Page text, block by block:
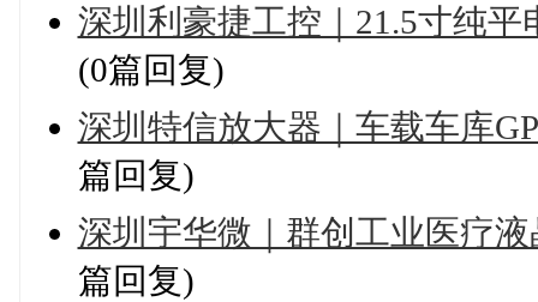
深圳利豪捷工控｜21.5寸纯
(0篇回复)
深圳特信放大器｜车载车库
篇回复)
深圳宇华微｜群创工业医疗
篇回复)